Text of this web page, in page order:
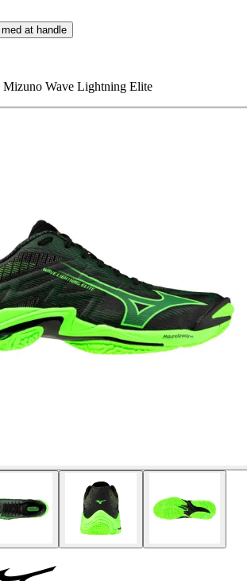
at handle
Mizuno Wave Lightning Elite